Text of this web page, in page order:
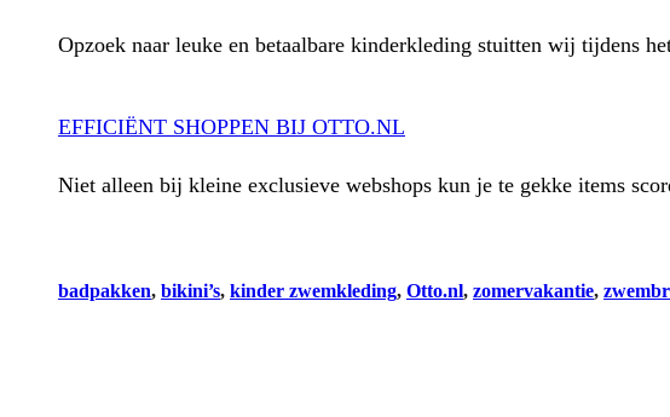
Opzoek naar leuke en betaalbare kinderkleding stuitten wij tijdens
EFFICIËNT SHOPPEN BIJ OTTO.NL
Niet alleen bij kleine exclusieve webshops kun je te gekke items
badpakken, bikini’s, kinder zwemkleding, Otto.nl, zomervakantie,